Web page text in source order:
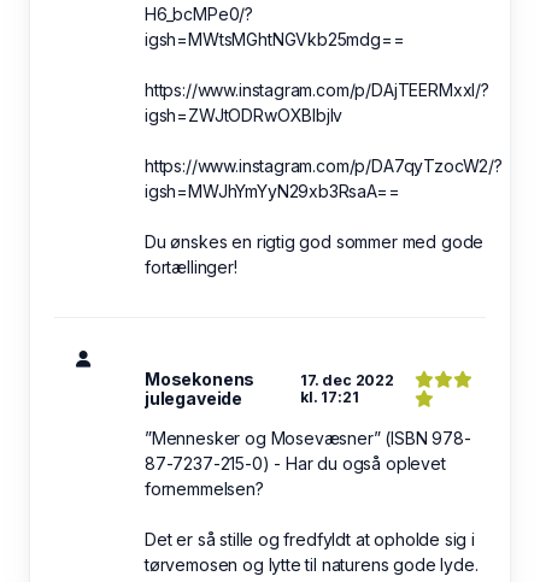
H6_bcMPe0/?
igsh=MWtsMGhtNGVkb25mdg==
https://www.instagram.com/p/DAjTEERMxxI/?
igsh=ZWJtODRwOXBlbjlv
https://www.instagram.com/p/DA7qyTzocW2/?
igsh=MWJhYmYyN29xb3RsaA==
Du ønskes en rigtig god sommer med gode
fortællinger!
Mosekonens
julegaveide
17. dec 2022
kl. 17:21
”Mennesker og Mosevæsner” (ISBN 978-
87-7237-215-0) - Har du også oplevet
fornemmelsen?
Det er så stille og fredfyldt at opholde sig i
tørvemosen og lytte til naturens gode lyde.